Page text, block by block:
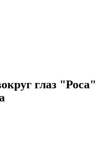
глаз "Роса"